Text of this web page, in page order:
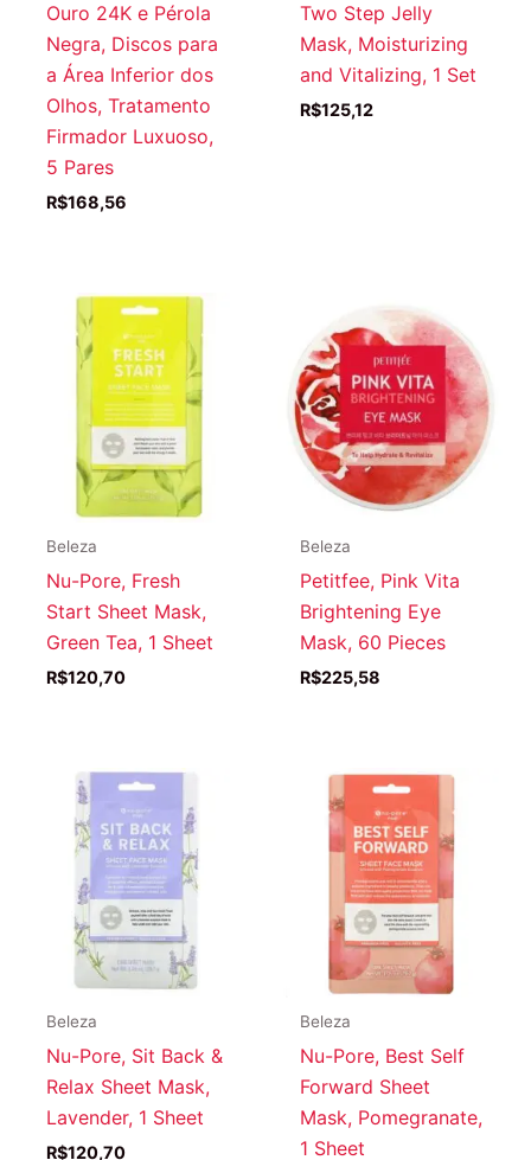
Ouro 24K e Pérola
Negra, Discos para
a Área Inferior dos
Olhos, Tratamento
Firmador Luxuoso,
5 Pares
R$168,56
Two Step Jelly
Mask, Moisturizing
and Vitalizing, 1 Set
R$125,12
Beleza
Nu-Pore, Fresh
Start Sheet Mask,
Green Tea, 1 Sheet
R$120,70
Beleza
Petitfee, Pink Vita
Brightening Eye
Mask, 60 Pieces
R$225,58
Beleza
Nu-Pore, Sit Back &
Relax Sheet Mask,
Lavender, 1 Sheet
R$120,70
Beleza
Nu-Pore, Best Self
Forward Sheet
Mask, Pomegranate,
1 Sheet